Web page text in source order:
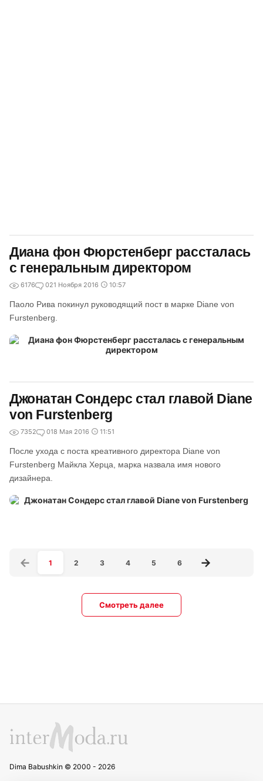
Диана фон Фюрстенберг рассталась
с генеральным директором
6176 021 Ноября 2016 10:57
Паоло Рива покинул руководящий пост в марке Diane von
Furstenberg.
Джонатан Сондерс стал главой Diane
von Furstenberg
7352 018 Мая 2016 11:51
После ухода с поста креативного директора Diane von
Furstenberg Майкла Херца, марка назвала имя нового
дизайнера.
1 2 3 4 5 6
Смотреть далее
Dima Babushkin © 2000 - 2026